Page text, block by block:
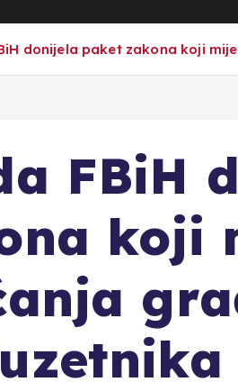
donijela paket zakona koji
FBiH
koji